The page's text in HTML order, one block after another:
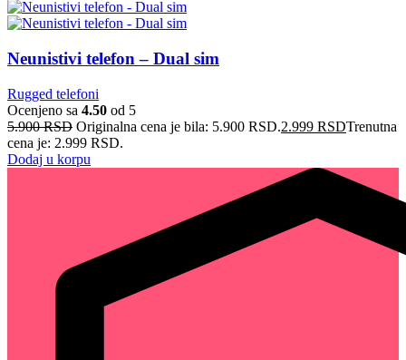
Neunistivi telefon – Dual sim
Rugged telefoni
Ocenjeno sa 4.50 od 5
5.900RSD Originalna cena je bila: 5.900 RSD.2.999 RSDTrenutna
cena je: 2.999 RSD.
Dodaj u korpu